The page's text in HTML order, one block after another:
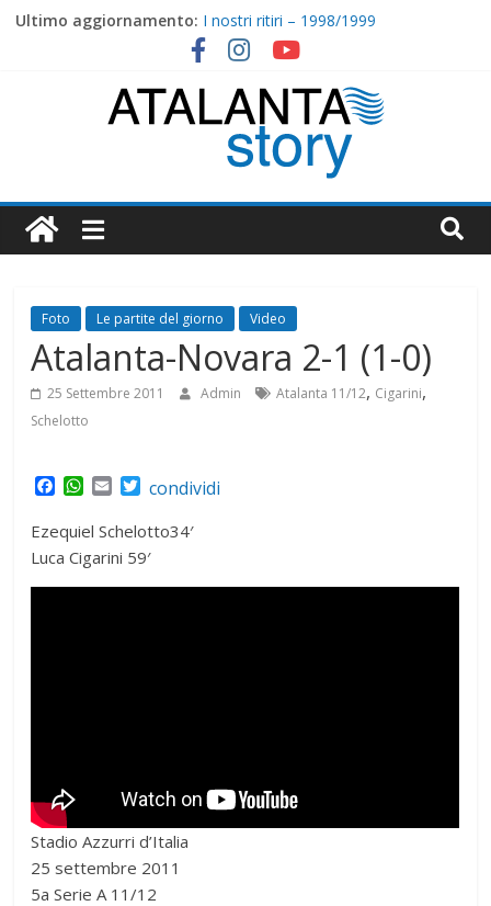
SkipUltimo aggiornamento: I nostri ritiri – 1998/1999
2001/2002 : Comandini e Saudati
Hapoel Haifa-Atalanta 1-4 (1-2)
I nostri ritiri – 1999/2000
2000/2001: Torna Ganz, arriva Ventola
Atalanta
Story
Foto Le partite del giorno Video
Atalanta-Novara 2-1 (1-0)
25 Settembre 2011 Admin Atalanta 11/12, Cigarini,
Schelotto
F
c
e
b
o
W
a
t
s
A
E
a
i
l
T
i
t
t
e
condividi
Ezequiel Schelotto34′
Luca Cigarini 59′
Stadio Azzurri d’Italia
25 settembre 2011
5a Serie A 11/12